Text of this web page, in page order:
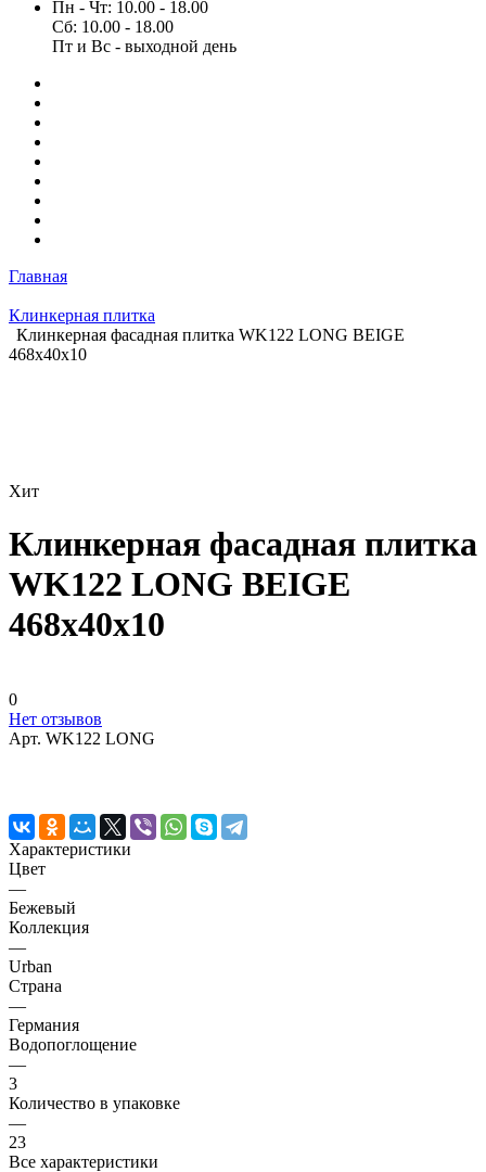
Пн - Чт: 10.00 - 18.00
Сб: 10.00 - 18.00
Пт и Вс - выходной день
Главная
Клинкерная плитка
Клинкерная фасадная плитка WK122 LONG BEIGE
468x40x10
Хит
Клинкерная фасадная плитка
WK122 LONG BEIGE
468x40x10
0
Нет отзывов
Арт. WK122 LONG
Характеристики
Цвет
—
Бежевый
Коллекция
—
Urban
Страна
—
Германия
Водопоглощение
—
3
Количество в упаковке
—
23
Все характеристики